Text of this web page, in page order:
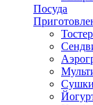
Посуда
Сушки